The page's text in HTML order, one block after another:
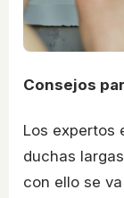
Consejos
Los expertos
duchas
con ello se